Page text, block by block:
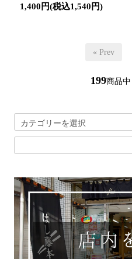
1,400円(税込1,540円)
« Prev
199商品中